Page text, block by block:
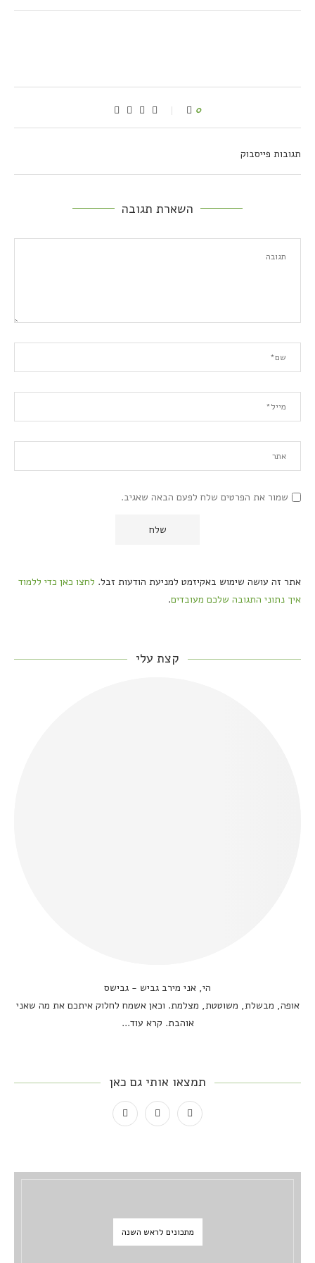
0
תגובות פייסבוק
השארת תגובה
שמור את הפרטים שלח לפעם הבאה שאגיב.
אתר זה עושה שימוש באקיזמט למניעת הודעות זבל. לחצו כאן כדי ללמוד
איך נתוני התגובה שלכם מעובדים.
קצת עלי
הי, אני מירב גביש - גבישס
אופה, מבשלת, משוטטת, מצלמת. וכאן אשמח לחלוק איתכם את מה שאני
אוהבת. קרא עוד...
תמצאו אותי גם כאן
מתכונים לראש השנה